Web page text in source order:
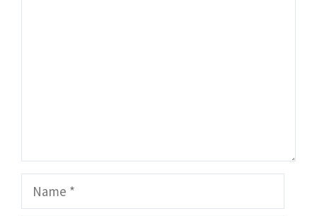
Name